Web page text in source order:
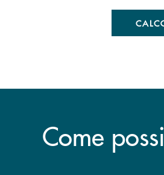
Come